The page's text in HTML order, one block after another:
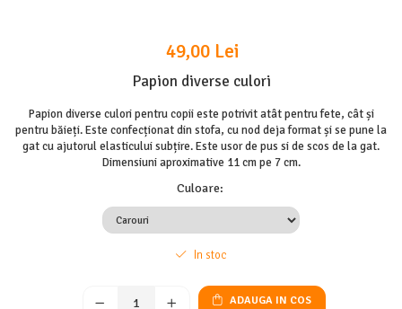
49,00 Lei
Papion diverse culori
Papion diverse culori pentru copii este potrivit atât pentru fete, cât și
pentru băieți. Este confecționat din stofa, cu nod deja format și se pune la
gat cu ajutorul elasticului subțire. Este usor de pus si de scos de la gat.
Dimensiuni aproximative 11 cm pe 7 cm.
Culoare:
In stoc
ADAUGA IN COS